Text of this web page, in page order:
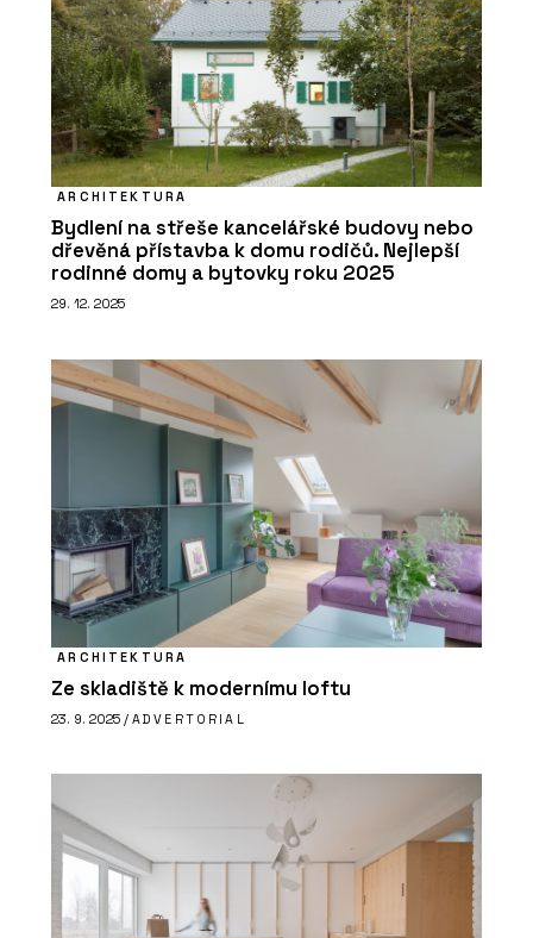
ARCHITEKTURA
Bydlení na střeše kancelářské budovy nebo
dřevěná přístavba k domu rodičů. Nejlepší
rodinné domy a bytovky roku 2025
29. 12. 2025
ARCHITEKTURA
Ze skladiště k modernímu loftu
23. 9. 2025 / ADVERTORIAL